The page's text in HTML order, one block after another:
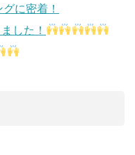
に密着！
した！